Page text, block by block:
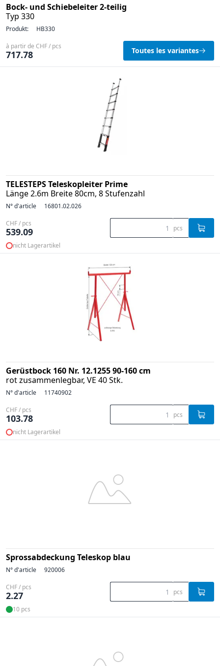
Bock- und Schiebeleiter 2-teilig
Typ 330
Produkt: HB330
à partir de CHF / pcs
717.78 Toutes les variantes
TELESTEPS Teleskopleiter Prime
Länge 2.6m Breite 80cm, 8 Stufenzahl
N° d'article 16801.02.026
CHF / pcs
539.09 pcs
nicht Lagerartikel
Gerüstbock 160 Nr. 12.1255 90-160 cm
rot zusammenlegbar, VE 40 Stk.
N° d'article 11740902
CHF / pcs
103.78 pcs
nicht Lagerartikel
Sprossabdeckung Teleskop blau
N° d'article 920006
CHF / pcs
2.27 pcs
10 pcs